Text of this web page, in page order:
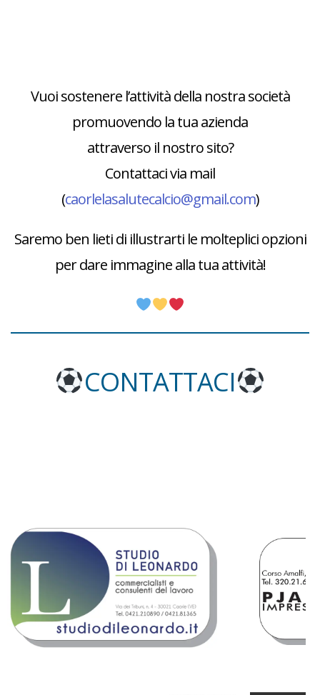
Vuoi sostenere l’attività della nostra società
promuovendo la tua azienda
attraverso il nostro sito?
Contattaci via mail
(caorlelasalutecalcio@gmail.com)
Saremo ben lieti di illustrarti le molteplici opzioni
per dare immagine alla tua attività!
CONTATTACI